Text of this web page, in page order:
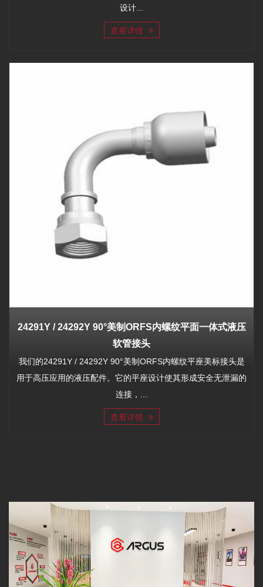
设计...
查看详情
24291Y / 24292Y 90°美制ORFS内螺纹平面一体式液压
软管接头
我们的24291Y / 24292Y 90°美制ORFS内螺纹平座美标接头是
用于高压应用的液压配件。它的平座设计使其形成安全无泄漏的
连接，...
查看详情